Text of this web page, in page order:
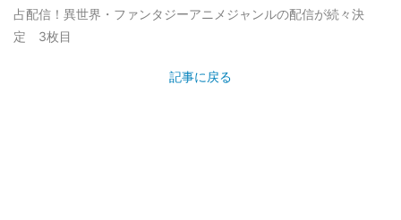
占配信！異世界・ファンタジーアニメジャンルの配信が続々決
定 3枚目
記事に戻る